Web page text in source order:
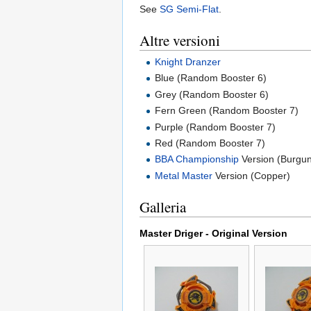
See SG Semi-Flat
Altre versioni
Knight Dranzer
Blue (Random Booster 6)
Grey (Random Booster 6)
Fern Green (Random Booster 7)
Purple (Random Booster 7)
Red (Random Booster 7)
BBA Championship Version
Metal Master Version (Copper)
Galleria
Master Driger - Original Version